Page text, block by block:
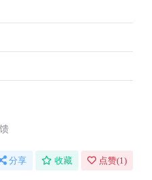
分享 收藏 点赞(1)